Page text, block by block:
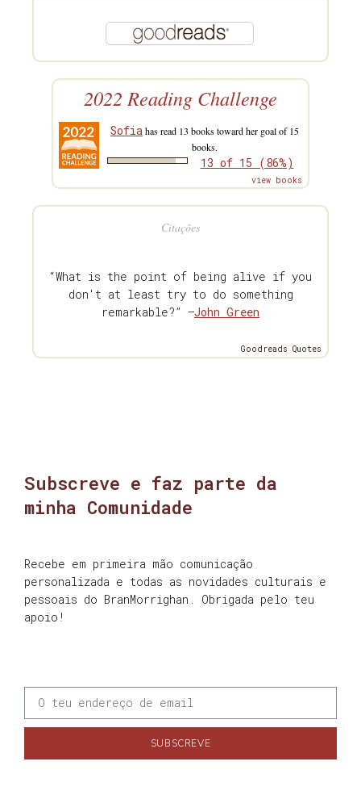
2022 Reading Challenge
Sofiahas read 13 books toward her goal of 15
books.
13 of 15 (86%)
view books
Citações
“What is the point of being alive if you
don't at least try to do something
remarkable?” —John Green
Goodreads Quotes
Subscreve e faz parte da
minha Comunidade
Recebe em primeira mão comunicação
personalizada e todas as novidades culturais e
pessoais do BranMorrighan. Obrigada pelo teu
apoio!
SUBSCREVE